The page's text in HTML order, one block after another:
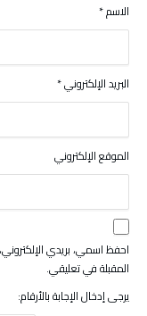
الاسم*
البريد الإلكتروني*
الموقع الإلكتروني
احفظ اسمي، بريدي
المقبلة في تعليقي.
يرجى إدخال الإجابة بالأرقام: